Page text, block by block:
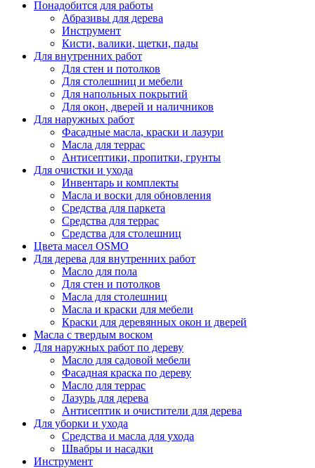
Понадобится для работы
Абразивы для дерева
Инструмент
Кисти, валики, щетки, пады
Для внутренних работ
Для стен и потолков
Для столешниц и мебели
Для напольных покрытий
Для окон, дверей и наличников
Для наружных работ
Фасадные масла, краски и лазури
Масла для террас
Антисептики, пропитки, грунты
Для очистки и ухода
Инвентарь и комплекты
Масла и воски для обновления
Средства для паркета
Средства для террас
Средства для столешниц
Цвета масел OSMO
Для дерева для внутренних работ
Масло для пола
Для стен и потолков
Масла для столешниц
Масла и краски для мебели
Краски для деревянных окон и дверей
Масла с твердым воском
Для наружных работ по дереву
Масло для садовой мебели
Фасадная краска по дереву
Масло для террас
Лазурь для дерева
Антисептик и очистители для дерева
Для уборки и ухода
Средства и масла для ухода
Швабры и наcадки
Инструмент